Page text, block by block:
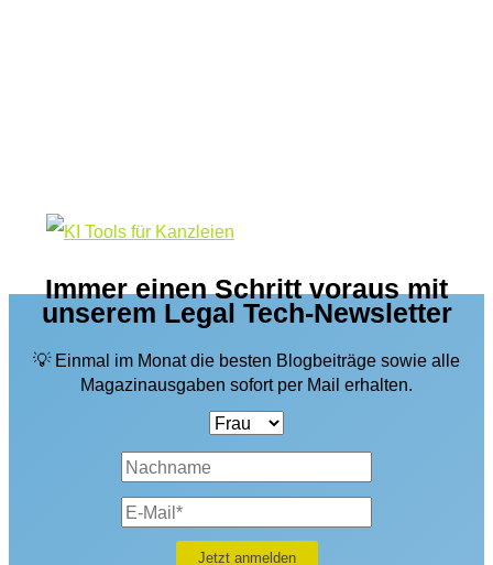
Strategie
Immer einen Schritt voraus mit
unserem Legal Tech-Newsletter
💡 Einmal im Monat die besten Blogbeiträge sowie alle
Magazinausgaben sofort per Mail erhalten.